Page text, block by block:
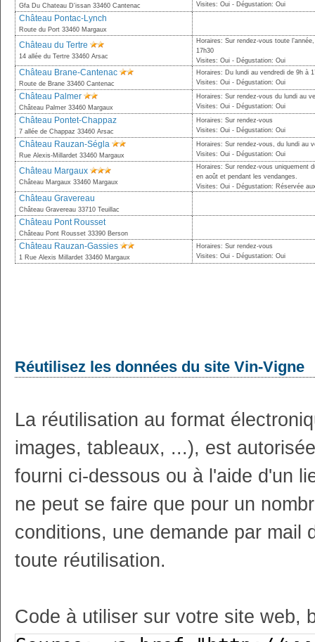
Gfa Du Chateau D'issan 33460 Cantenac
Visites: Oui - Dégustation: Oui
Château Pontac-Lynch
Route du Port 33460 Margaux
Château du Tertre
14 allée du Tertre 33460 Arsac
Horaires: Sur rendez-vous toute
17h30
Visites: Oui - Dégustation: Oui
Château Brane-Cantenac
Route de Brane 33460 Cantenac
Horaires: Du lundi au vendredi de 9h à
Visites: Oui - Dégustation: Oui
Château Palmer
Château Palmer 33460 Margaux
Horaires: Sur rendez-vous du lundi au
Visites: Oui - Dégustation: Oui
Château Pontet-Chappaz
7 allée de Chappaz 33460 Arsac
Horaires: Sur rendez-vous
Visites: Oui - Dégustation: Oui
Château Rauzan-Ségla
Rue Alexis-Millardet 33460 Margaux
Horaires: Sur rendez-vous, du lundi au
Visites: Oui - Dégustation: Oui
Château Margaux
Château Margaux 33460 Margaux
Horaires: Sur rendez-vous uniquement
en août et pendant les vendanges.
Visites: Oui - Dégustation: Réservée
Château Gravereau
Château Gravereau 33710 Teuillac
Château Pont Rousset
Château Pont Rousset 33390 Berson
Château Rauzan-Gassies
1 Rue Alexis Millardet 33460 Margaux
Horaires: Sur rendez-vous
Visites: Oui - Dégustation: Oui
Réutilisez les données du site Vin-Vigne
La réutilisation au format
images, tableaux, ...), est
fourni ci-dessous ou à l'aide d'un
ne peut se faire que pour un
conditions, une demande par mail
toute réutilisation.
Code à utiliser sur votre site web,